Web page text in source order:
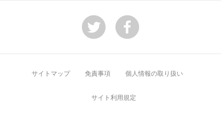
サイトマップ 免責事項 個人情報の取り扱い
サイト利用規定